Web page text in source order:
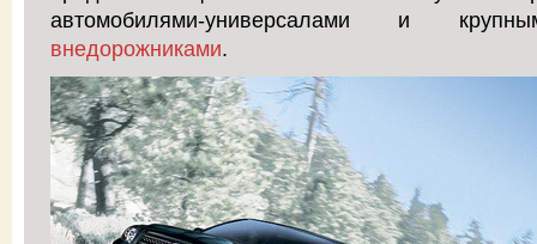
автомобилями-универсалами и
внедорожниками.